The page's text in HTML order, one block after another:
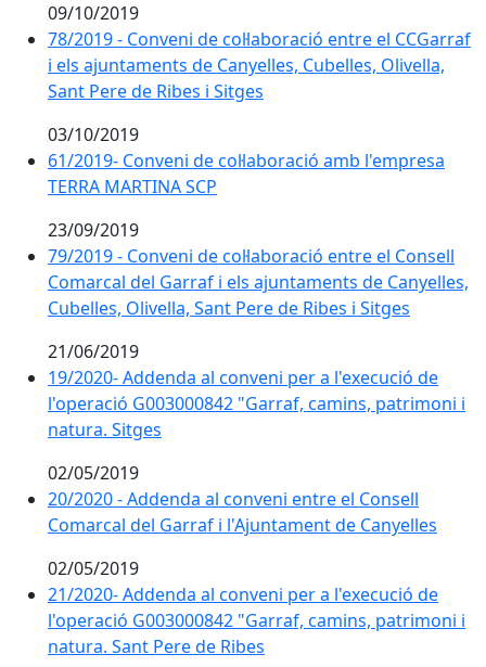
09/10/2019
78/2019 - Conveni de col·laboració entre el CCGarraf
i els ajuntaments de Canyelles, Cubelles, Olivella,
Sant Pere de Ribes i Sitges
03/10/2019
61/2019- Conveni de col·laboració amb l'empresa
TERRA MARTINA SCP
23/09/2019
79/2019 - Conveni de col·laboració entre el Consell
Comarcal del Garraf i els ajuntaments de Canyelles,
Cubelles, Olivella, Sant Pere de Ribes i Sitges
21/06/2019
19/2020- Addenda al conveni per a l'execució de
l'operació G003000842 "Garraf, camins, patrimoni i
natura. Sitges
02/05/2019
20/2020 - Addenda al conveni entre el Consell
Comarcal del Garraf i l'Ajuntament de Canyelles
02/05/2019
21/2020- Addenda al conveni per a l'execució de
l'operació G003000842 "Garraf, camins, patrimoni i
natura. Sant Pere de Ribes